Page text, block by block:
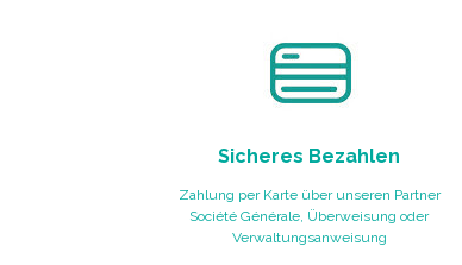
Sicheres Bezahlen
Zahlung per Karte über unseren Partner
Société Générale, Überweisung oder
Verwaltungsanweisung